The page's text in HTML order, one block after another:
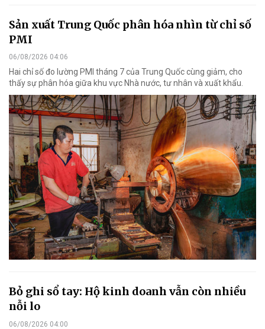
Sản xuất Trung Quốc phân hóa nhìn từ chỉ số
PMI
06/08/2026 04:06
Hai chỉ số đo lường PMI tháng 7 của Trung Quốc cùng giảm, cho
thấy sự phân hóa giữa khu vực Nhà nước, tư nhân và xuất khẩu.
Bỏ ghi sổ tay: Hộ kinh doanh vẫn còn nhiều
nỗi lo
06/08/2026 04:00